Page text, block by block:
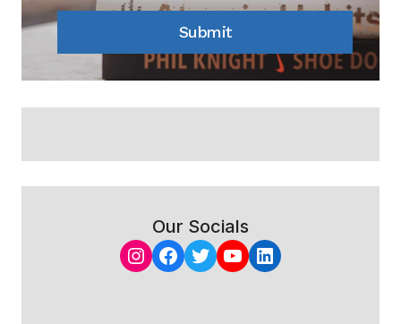
Submit
Our Socials
Instagram
Facebook
Twitter
YouTube
LinkedIn